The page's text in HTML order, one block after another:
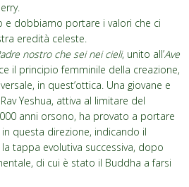
e dobbiamo portare i valori che ci
eredità celeste.
nostro che sei nei cieli, unito all’Ave
il principio femminile della creazione,
in quest’ottica. Una giovane e
Yeshua, attiva al limitare del
anni orsono, ha provato a portare
questa direzione, indicando il
tappa evolutiva successiva, dopo
di cui è stato il Buddha a farsi